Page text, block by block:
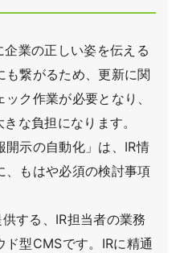
業の正しい姿を伝える
も繋がるため、更新に関
ク作業が必要となり、
な負担になります。
開示の自動化」は、IR情
、もはや必須の検討事項
する、IR担当者の業務
型CMSです。IRに精通